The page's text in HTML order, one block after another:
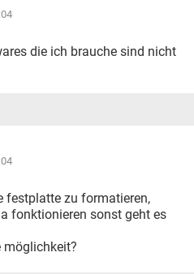
die ich brauche sind nicht
festplatte zu formatieren,
fonktionieren sonst geht es
möglichkeit?